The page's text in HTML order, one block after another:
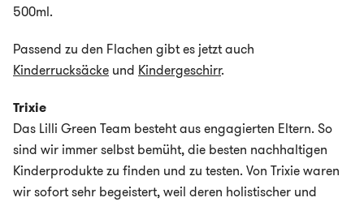
500ml.
Passend zu den Flachen gibt es jetzt auch
Kinderrucksäcke und Kindergeschirr.
Trixie
Das Lilli Green Team besteht aus engagierten Eltern. So
sind wir immer selbst bemüht, die besten nachhaltigen
Kinderprodukte zu finden und zu testen. Von Trixie waren
wir sofort sehr begeistert, weil deren holistischer und